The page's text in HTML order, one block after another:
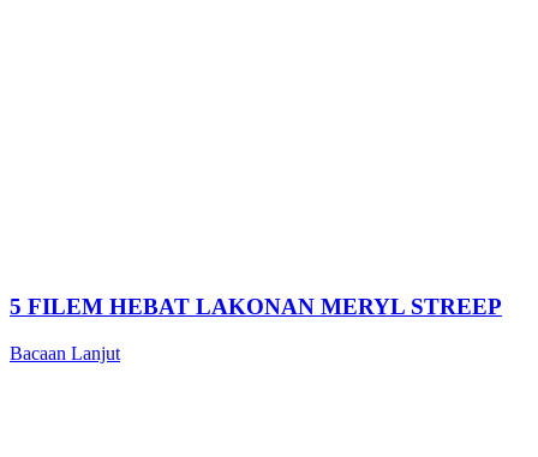
5 FILEM HEBAT LAKONAN MERYL STREEP
Bacaan Lanjut